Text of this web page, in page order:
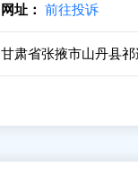
网址：
前往投诉
甘肃省张掖市山丹县